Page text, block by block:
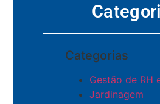
Categorias
Gestão de RH
Jardinagem